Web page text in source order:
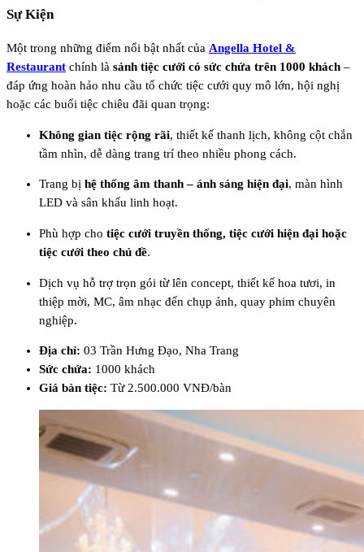
Sự Kiện
Một trong những điểm nổi bật nhất của Angella Hotel &
Restaurant chính là sảnh tiệc cưới có sức chứa trên 1000 khách –
đáp ứng hoàn hảo nhu cầu tổ chức tiệc cưới quy mô lớn, hội nghị
hoặc các buổi tiệc chiêu đãi quan trọng:
Không gian tiệc rộng rãi, thiết kế thanh lịch, không cột chắn
tầm nhìn, dễ dàng trang trí theo nhiều phong cách.
Trang bị hệ thống âm thanh – ánh sáng hiện đại, màn hình
LED và sân khấu linh hoạt.
Phù hợp cho tiệc cưới truyền thống, tiệc cưới hiện đại hoặc
tiệc cưới theo chủ đề.
Dịch vụ hỗ trợ trọn gói từ lên concept, thiết kế hoa tươi, in
thiệp mời, MC, âm nhạc đến chụp ảnh, quay phim chuyên
nghiệp.
Địa chỉ: 03 Trần Hưng Đạo, Nha Trang
Sức chứa: 1000 khách
Giá bàn tiệc: Từ 2.500.000 VNĐ/bàn